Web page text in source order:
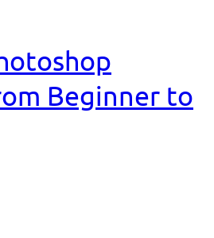
Beginner to